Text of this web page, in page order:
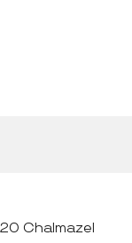
Chalmazel